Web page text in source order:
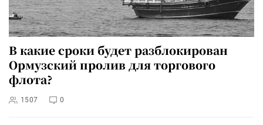
В какие сроки будет разблокирован
Ормузский пролив для торгового
флота?
1507 0